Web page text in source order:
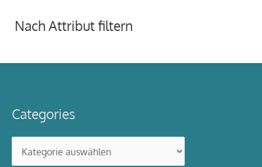
Nach Attribut filtern
Categories